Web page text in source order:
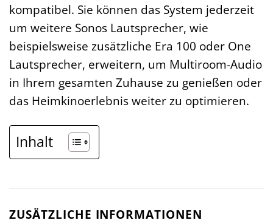
kompatibel. Sie können das System jederzeit
um weitere Sonos Lautsprecher, wie
beispielsweise zusätzliche Era 100 oder One
Lautsprecher, erweitern, um Multiroom-Audio
in Ihrem gesamten Zuhause zu genießen oder
das Heimkinoerlebnis weiter zu optimieren.
Inhalt
ZUSÄTZLICHE INFORMATIONEN